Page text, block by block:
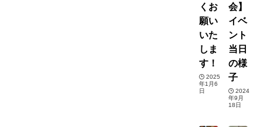
くお
願い
いた
しま
す！
2025
年1月6
日
会】
イベ
ント
当日
の様
子
2024
年9月
18日